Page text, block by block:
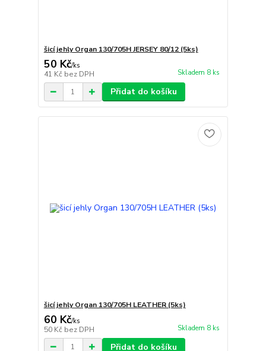
šicí jehly Organ 130/705H JERSEY 80/12 (5ks)
50 Kč/ks
41 Kč bez DPH Skladem 8 ks
Přidat do košíku
šicí jehly Organ 130/705H LEATHER (5ks)
60 Kč/ks
50 Kč bez DPH Skladem 8 ks
Přidat do košíku